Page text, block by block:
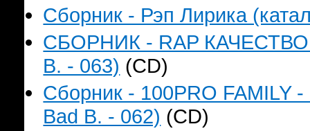
Сборник - Рэп Лирика
СБОРНИК - RAP КАЧЕСТВО
B. - 063) (CD)
Сборник - 100PRO FAMILY
Bad B. - 062) (CD)